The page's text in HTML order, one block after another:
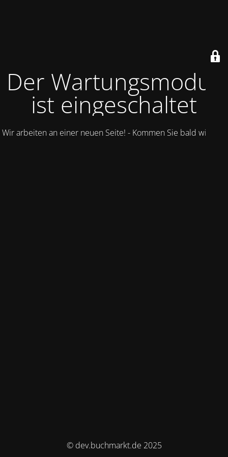
Der Wartungsmodus
ist eingeschaltet
Wir arbeiten an einer neuen Seite! - Kommen Sie bald wieder.
© dev.buchmarkt.de 2025